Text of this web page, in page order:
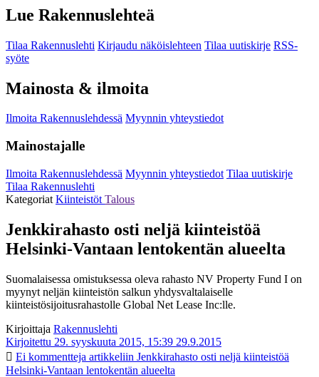
Lue Rakennuslehteä
Tilaa Rakennuslehti Kirjaudu näköislehteen Tilaa uutiskirje RSS-
syöte
Mainosta & ilmoita
Ilmoita Rakennuslehdessä Myynnin yhteystiedot
Mainostajalle
Ilmoita Rakennuslehdessä Myynnin yhteystiedot Tilaa uutiskirje
Tilaa Rakennuslehti
Kategoriat Kiinteistöt Talous
Jenkkirahasto osti neljä kiinteistöä
Helsinki-Vantaan lentokentän alueelta
Suomalaisessa omistuksessa oleva rahasto NV Property Fund I on
myynyt neljän kiinteistön salkun yhdysvaltalaiselle
kiinteistösijoitusrahastolle Global Net Lease Inc:lle.
Kirjoittaja Rakennuslehti
Kirjoitettu 29. syyskuuta 2015, 15:39 29.9.2015
Ei kommentteja artikkeliin Jenkkirahasto osti neljä kiinteistöä
Helsinki-Vantaan lentokentän alueelta